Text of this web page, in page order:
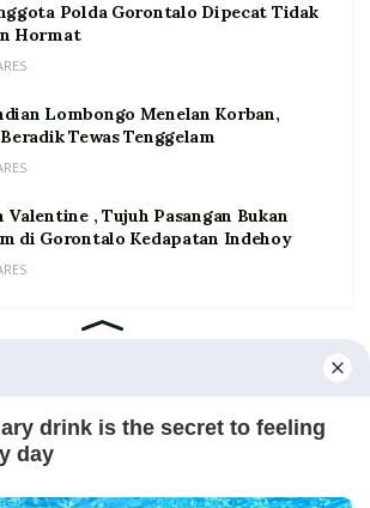
Polda Gorontalo Dipecat Tidak
Hormat
Lombongo Menelan Korban,
Tewas Tenggelam
Valentine , Tujuh Pasangan Bukan
di Gorontalo Kedapatan Indehoy
Kontak Redaksi Pedoman Media Siber